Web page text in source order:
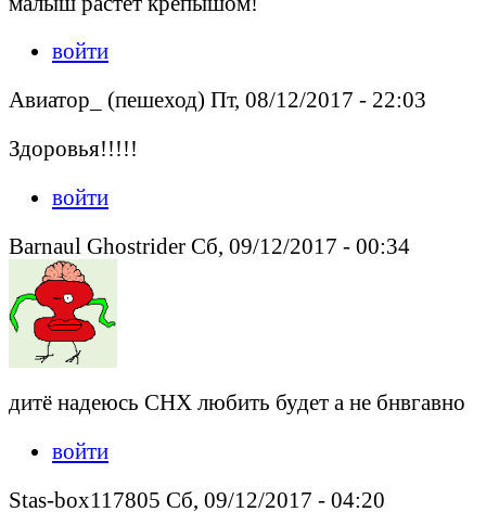
войти
Авиатор_ (пешеход) Пт, 08/12/2017 - 22:03
Здоровья!!!!!
войти
Barnaul Ghostrider Сб, 09/12/2017 - 00:34
дитё надеюсь СНХ любить будет а не бнвгавно
войти
Stas-box117805 Сб, 09/12/2017 - 04:20